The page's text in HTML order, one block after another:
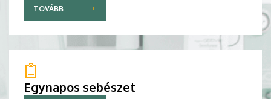
TOVÁBB
Egynapos sebészet